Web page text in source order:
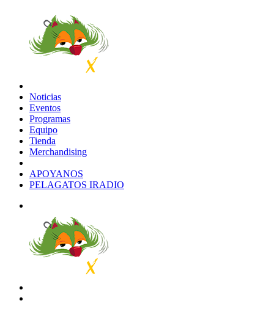
Noticias
Eventos
Programas
Equipo
Tienda
Merchandising
APOYANOS
PELAGATOS IRADIO